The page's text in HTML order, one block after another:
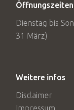
Öffnungszeiten
Dienstag bis
31 März)
Weitere infos
Disclaimer
Impressum